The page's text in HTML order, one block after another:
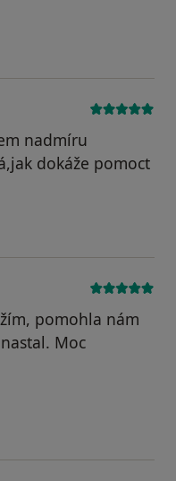
Váš účet byl odstraněn
nadmíru
dokáže pomoct
účet byl odstraněn
pomohla nám
Moc
Pacient